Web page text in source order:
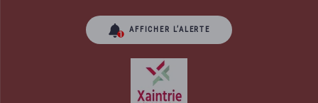
AFFICHER L’ALERTE